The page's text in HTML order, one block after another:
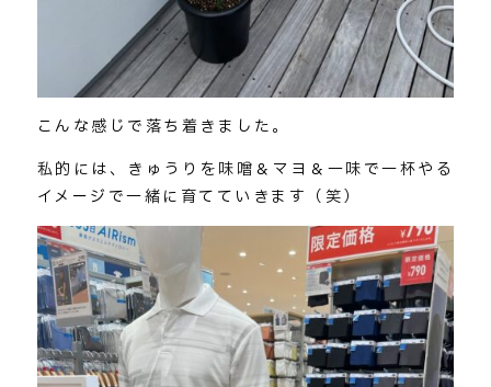
こんな感じで落ち着きました。
私的には、きゅうりを味噌＆マヨ＆一味で一杯やる
イメージで一緒に育てていきます（笑）